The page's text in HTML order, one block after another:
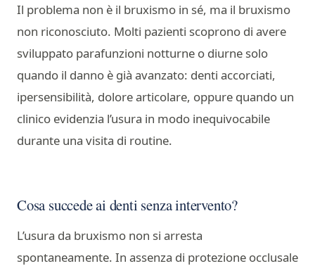
Il problema non è il bruxismo in sé, ma il bruxismo
non riconosciuto. Molti pazienti scoprono di avere
sviluppato parafunzioni notturne o diurne solo
quando il danno è già avanzato: denti accorciati,
ipersensibilità, dolore articolare, oppure quando un
clinico evidenzia l’usura in modo inequivocabile
durante una visita di routine.
Cosa succede ai denti senza intervento?
L’usura da bruxismo non si arresta
spontaneamente. In assenza di protezione occlusale